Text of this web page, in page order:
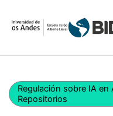
Regulación sobre IA en
Repositorios